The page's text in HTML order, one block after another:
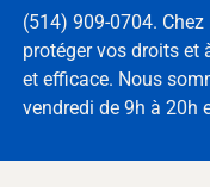
(514) 909-0704.
protéger vos droits et
et efficace. Nous
vendredi de 9h à 20h